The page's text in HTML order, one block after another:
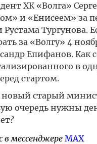
ХК «Волга»
и «Енисеем» за
Тургунова.
за «Волгу» 4
Епифанов. Как
в
стартом.
старый
очередь нужны
мессенджере MAX